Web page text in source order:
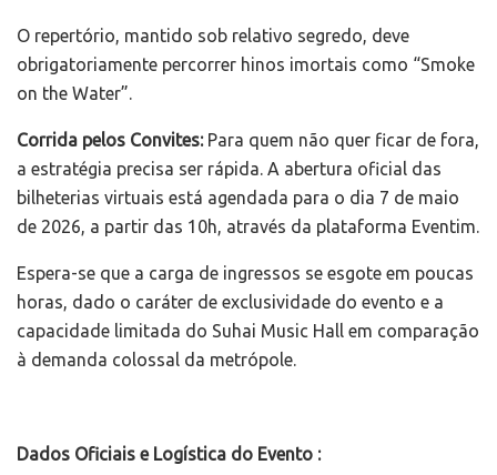
O repertório, mantido sob relativo segredo, deve
obrigatoriamente percorrer hinos imortais como “Smoke
on the Water”.
Corrida pelos Convites:Para quem não quer ficar de fora,
a estratégia precisa ser rápida. A abertura oficial das
bilheterias virtuais está agendada para o dia 7 de maio
de 2026, a partir das 10h, através da plataforma Eventim.
Espera-se que a carga de ingressos se esgote em poucas
horas, dado o caráter de exclusividade do evento e a
capacidade limitada do Suhai Music Hall em comparação
à demanda colossal da metrópole.
Dados Oficiais e Logística do Evento :